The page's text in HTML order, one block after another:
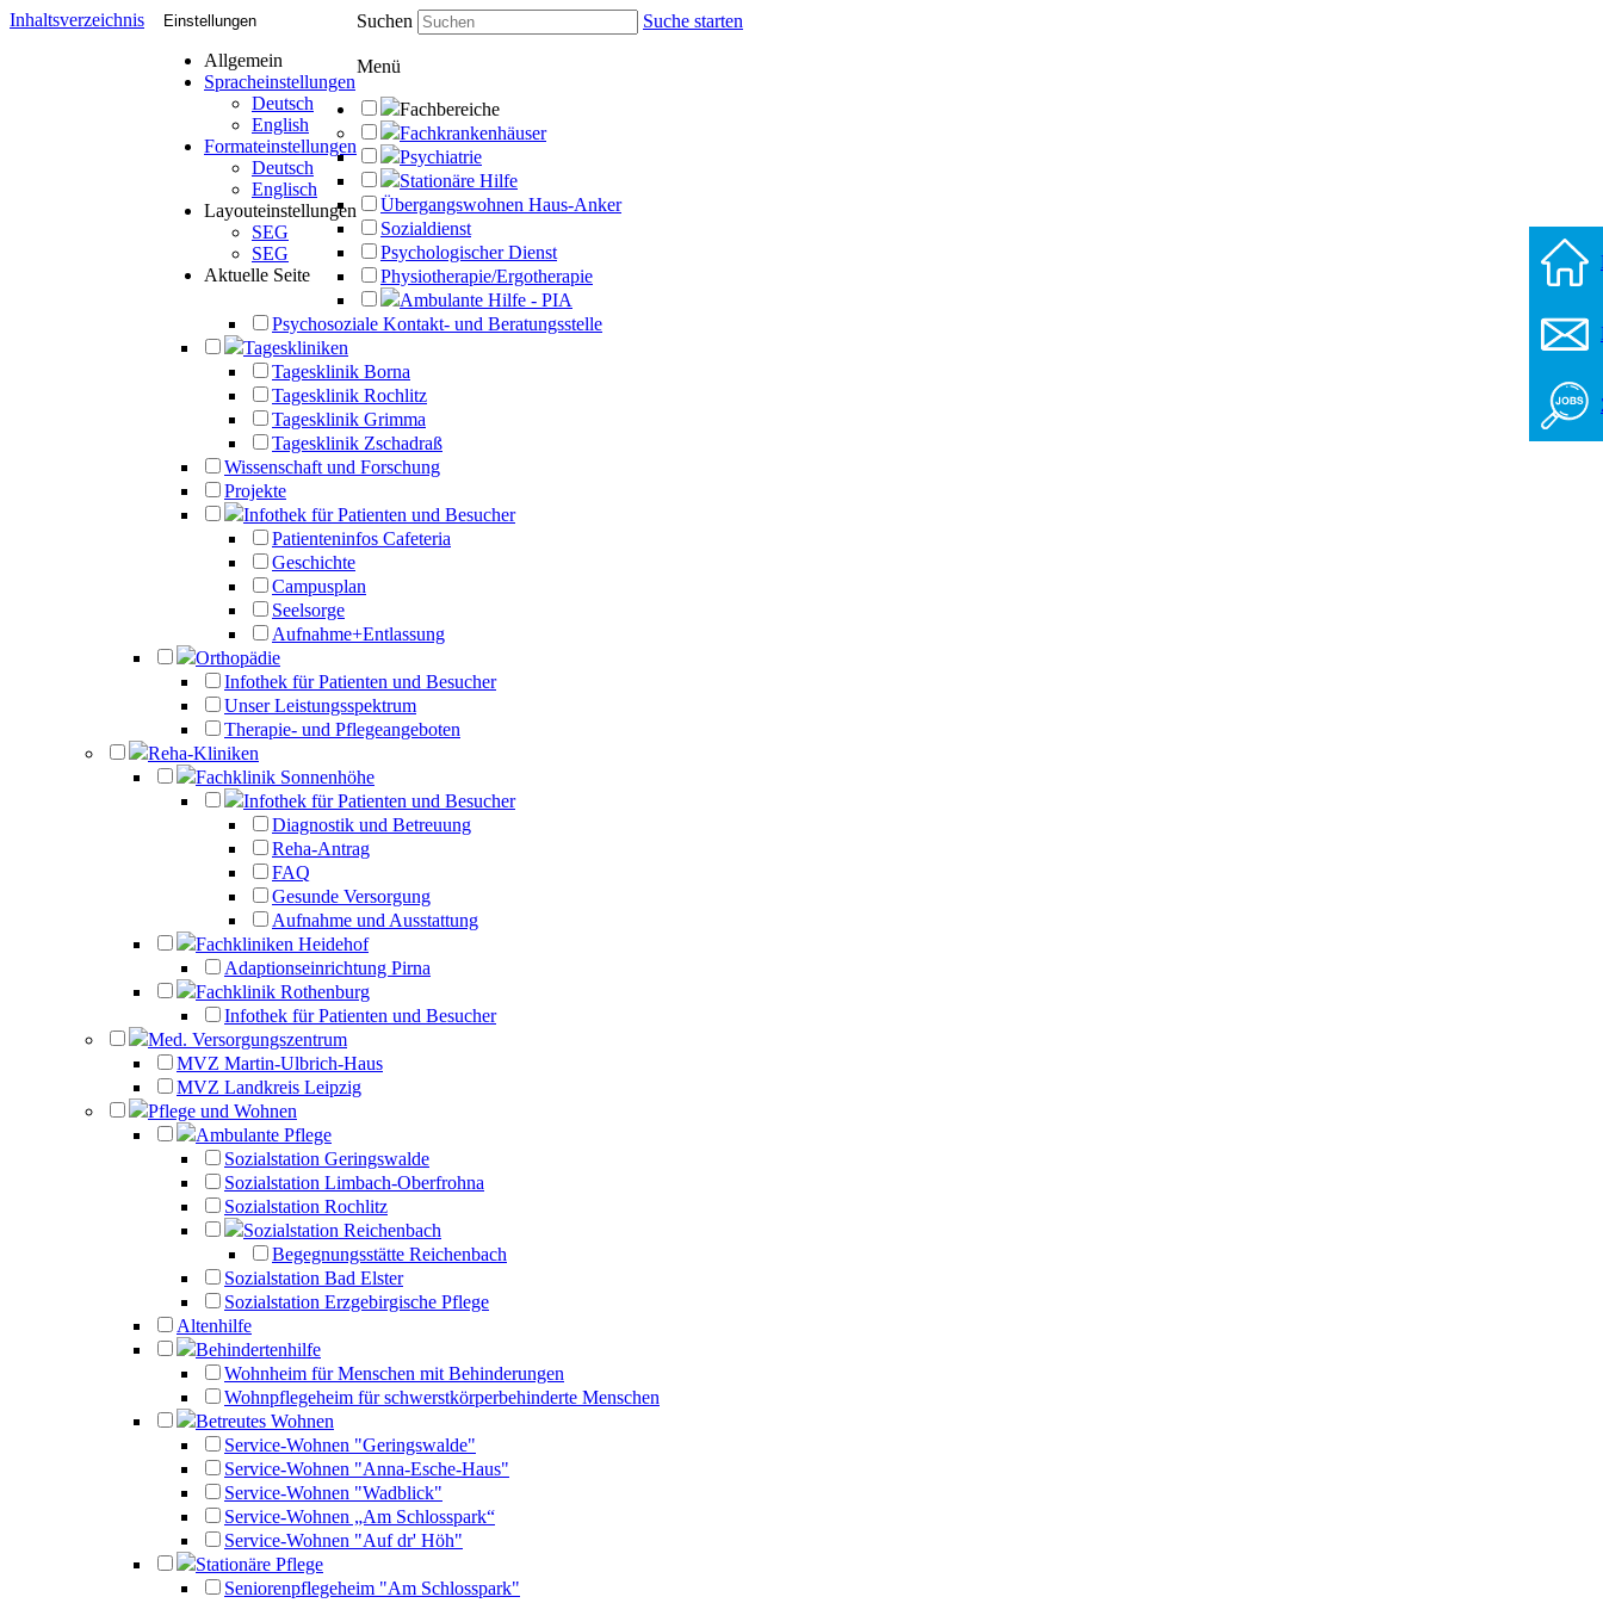
Inhaltsverzeichnis Einstellungen
Allgemein
Spracheinstellungen
Deutsch
English
Formateinstellungen
Deutsch
Englisch
Layouteinstellungen
SEG
SEG
Aktuelle Seite
Suchen Suche starten
Menü
Fachbereiche
Fachkrankenhäuser
Psychiatrie
Stationäre Hilfe
Übergangswohnen Haus-Anker
Sozialdienst
Psychologischer Dienst
Physiotherapie/Ergotherapie
Ambulante Hilfe - PIA
Psychosoziale Kontakt- und Beratungsstelle
Tageskliniken
Tagesklinik Borna
Tagesklinik Rochlitz
Tagesklinik Grimma
Tagesklinik Zschadraß
Wissenschaft und Forschung
Projekte
Infothek für Patienten und Besucher
Patienteninfos Cafeteria
Geschichte
Campusplan
Seelsorge
Aufnahme+Entlassung
Orthopädie
Infothek für Patienten und Besucher
Unser Leistungsspektrum
Therapie- und Pflegeangeboten
Reha-Kliniken
Fachklinik Sonnenhöhe
Infothek für Patienten und Besucher
Diagnostik und Betreuung
Reha-Antrag
FAQ
Gesunde Versorgung
Aufnahme und Ausstattung
Fachkliniken Heidehof
Adaptionseinrichtung Pirna
Fachklinik Rothenburg
Infothek für Patienten und Besucher
Med. Versorgungszentrum
MVZ Martin-Ulbrich-Haus
MVZ Landkreis Leipzig
Pflege und Wohnen
Ambulante Pflege
Sozialstation Geringswalde
Sozialstation Limbach-Oberfrohna
Sozialstation Rochlitz
Sozialstation Reichenbach
Begegnungsstätte Reichenbach
Sozialstation Bad Elster
Sozialstation Erzgebirgische Pflege
Altenhilfe
Behindertenhilfe
Wohnheim für Menschen mit Behinderungen
Wohnpflegeheim für schwerstkörperbehinderte Menschen
Betreutes Wohnen
Service-Wohnen "Geringswalde"
Service-Wohnen "Anna-Esche-Haus"
Service-Wohnen "Wadblick"
Service-Wohnen „Am Schlosspark“
Service-Wohnen "Auf dr' Höh"
Stationäre Pflege
Seniorenpflegeheim "Am Schlosspark"